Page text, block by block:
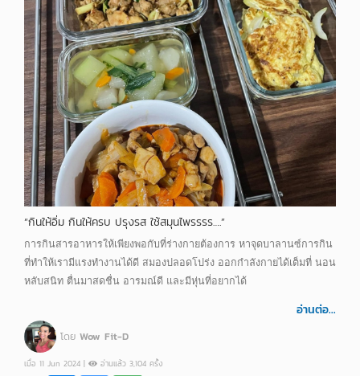
“กินให้อิ่ม กินให้ครบ ปรุงรส ใช้สมุนไพรรรร….”
การกินสารอาหารให้เพียงพอกับที่ร่างกายต้องการ หาจุดบาลานซ์การกิน
ที่ทำให้เรามีแรงทำงานได้ดี สมองปลอดโปร่ง ออกกำลังกายได้เต็มที่ นอน
หลับสนิท ตื่นมาสดชื่น อารมณ์ดี และมีหุ่นที่อยากได้
อ่านต่อ...
โดย Wow Fit-D
เมื่อ 11 Jun 2024 | อ่านแล้ว 3,104 ครั้ง